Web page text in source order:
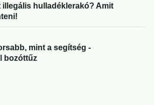
illegális hulladéklerakó? Amit
mint a segítség -
bozóttűz